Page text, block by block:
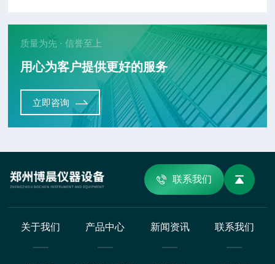
质量为先 · 信誉至上
用心为客户提供更好的服务
立即咨询
联系我们
关于我们 产品中心 新闻资讯 联系我们